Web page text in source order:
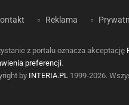
Reklama
z portalu oznacza akceptację
preferencji.
by INTERIA.PL 1999-2026.